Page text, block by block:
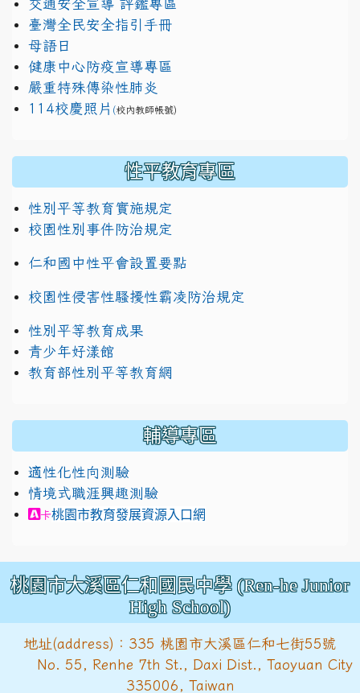
交通安全宣導 評鑑專區
臺灣全民安全指引手冊
母語日
健康中心防疫宣導專區
嚴重特殊傳染性肺炎
114校慶照片 (校內教師帳號)
性平教育專區
性別平等教育實施規定
校園性別事件防治規定
仁和國中性平會設置要點
校園性侵害性騷擾性霸凌防治規定
性別平等教育成果
青少年好漾館
教育部性別平等教育網
輔導專區
適性化性向測驗
情境式職涯興趣測驗
link to https://exam.career.ntnu.edu.tw/cit/
卡桃園市教育發展資源入口網
桃園市大溪區仁和國民中學 (Ren-he Junior
High School)
地址(address)：335 桃園市大溪區仁和七街55號
No. 55, Renhe 7th St., Daxi Dist., Taoyuan City
335006, Taiwan